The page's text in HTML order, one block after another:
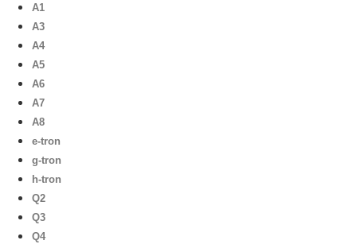
A1
A3
A4
A5
A6
A7
A8
e-tron
g-tron
h-tron
Q2
Q3
Q4